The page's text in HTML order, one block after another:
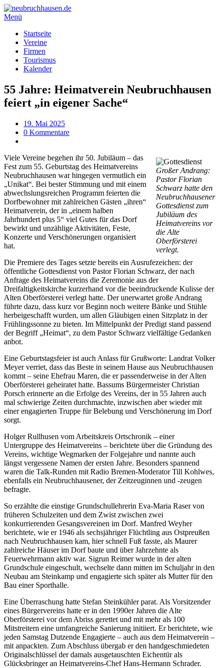
Menü
Startseite
Vereine
Firmen
Tourismus
Kalender
55 Jahre: Heimatverein Neubruchhausen
feiert „in eigener Sache“
19. Mai 2025
0 Kommentare
Großer Andrang:
Pastor Florian
Schwarz hatte den
Neubruchhausener
Gottesdienst zum
Jubiläum des
Heimatvereins vor
die Alte
Oberförsterei
verlegt.
Viele Vereine begehen ihr 50. Jubiläum – das
Fest zum 55. Geburtstag des Heimatvereins
Neubruchhausen war hingegen vermutlich ein
„Unikat“. Bei bester Stimmung und mit einem
abwechslungsreichen Programm feierten die
Dorfbewohner mit zahlreichen Gästen „ihren“
Heimatverein, der in „einem halben
Jahrhundert plus 5“ viel Gutes für das Dorf
bewirkt und unzählige Aktivitäten, Feste,
Konzerte und Verschönerungen organisiert
hat.
Die Premiere des Tages setzte bereits ein Ausrufezeichen: der
öffentliche Gottesdienst von Pastor Florian Schwarz, der nach
Anfrage des Heimatvereins die Zeremonie aus der
Dreifaltigkeitskirche kurzerhand vor die beeindruckende Kulisse der
Alten Oberförsterei verlegt hatte. Der unerwartet große Andrang
führte dazu, dass kurz vor Beginn noch weitere Bänke und Stühle
herbeigeschafft wurden, um allen Gläubigen einen Sitzplatz in der
Frühlingssonne zu bieten. Im Mittelpunkt der Predigt stand passend
der Begriff „Heimat“, zu dem Pastor Schwarz vielfältige Gedanken
anbot.
Eine Geburtstagsfeier ist auch Anlass für Grußworte: Landrat Volker
Meyer verriet, dass das Beste in seinem Hause aus Neubruchhausen
kommt – seine Ehefrau Maren, die er passenderweise in der Alten
Oberförsterei geheiratet hatte. Bassums Bürgermeister Christian
Porsch erinnerte an die Erfolge des Vereins, der in 55 Jahren auch
mal schwierige Zeiten durchmachte, inzwischen aber wieder mit
einer engagierten Truppe für Belebung und Verschönerung im Dorf
sorgt.
Holger Rullhusen vom Arbeitskreis Ortschronik – einer
Untergruppe des Heimatvereins – berichtete über die Gründung des
Vereins, wichtige Wegmarken der Folgejahre und nannte auch
längst vergessene Namen der ersten Jahre. Besonders spannend
waren die Talk-Runden mit Radio Bremen-Moderator Till Kohlwes,
ebenfalls ein Neubruchhausener, der Zeitzeuginnen und -zeugen
befragte.
So erzählte die einstige Grundschullehrerin Eva-Maria Raser von
früheren Schulzeiten und dem Zwist zwischen zwei
konkurrierenden Gesangsvereinen im Dorf. Manfred Weyher
berichtete, wie er 1946 als sechsjähriger Flüchtling aus Ostpreußen
nach Neubruchhausen kam, hier schnell Fuß fasste, als Maurer
zahlreiche Häuser im Dorf baute und über Jahrzehnte als
Feuerwehrmann aktiv war. Sigrun Reimer wurde in der alten
Grundschule eingeschult, wechselte dann mitten im Schuljahr in den
Neubau am Steinkamp und engagierte sich später als Mutter für den
Bau einer Sporthalle.
Eine Überraschung hatte Stefan Steinkühler parat. Als Vorsitzender
eines Bürgervereins hatte er in den 1990er Jahren die Alte
Oberförsterei vor dem Abriss gerettet und mit mehr als 100
Mitstreitern eine umfangreiche Sanierung initiiert. Er berichtete, wie
jeden Samstag Dutzende Engagierte – auch aus dem Heimatverein –
mit anpackten. Zum Abschluss übergab er den handgeschmiedeten
Originalschlüssel der damals ausgetauschten Eichentür als
Glücksbringer an Heimatvereins-Chef Hans-Hermann Schrader.